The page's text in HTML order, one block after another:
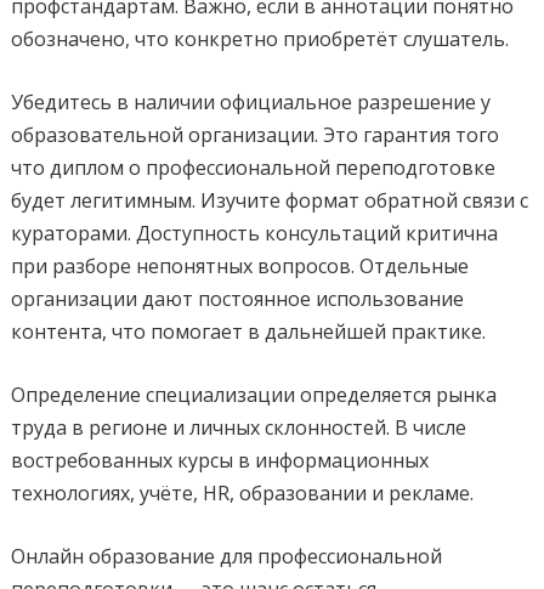
профстандартам. Важно, если в аннотации понятно
обозначено, что конкретно приобретёт слушатель.
Убедитесь в наличии официальное разрешение у
образовательной организации. Это гарантия того
что диплом о профессиональной переподготовке
будет легитимным. Изучите формат обратной связи с
кураторами. Доступность консультаций критична
при разборе непонятных вопросов. Отдельные
организации дают постоянное использование
контента, что помогает в дальнейшей практике.
Определение специализации определяется рынка
труда в регионе и личных склонностей. В числе
востребованных курсы в информационных
технологиях, учёте, HR, образовании и рекламе.
Онлайн образование для профессиональной